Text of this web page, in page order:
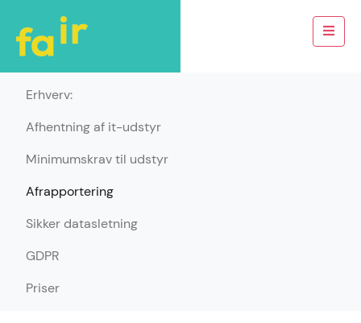
Erhverv:
Afhentning af it-udstyr
Minimumskrav til udstyr
Afrapportering
Sikker datasletning
GDPR
Priser